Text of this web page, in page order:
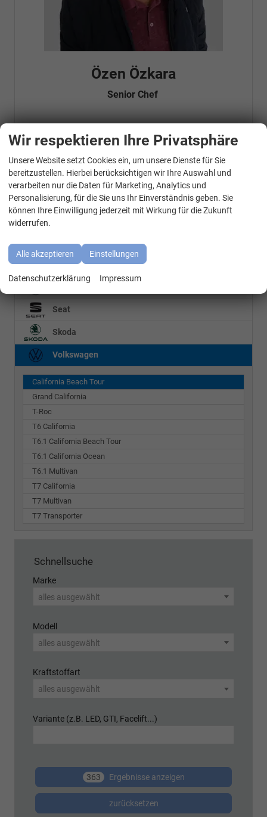
Özen Özkara
Senior Chef
Telefonnummer: 07181 - 47695 15
info@autohausrems.de
Fahrzeugnr.
Geparkte Fahrzeuge (0)
BMW
Cupra
Seat
Skoda
Volkswagen
California Beach Tour
Grand California
T-Roc
T6 California
T6.1 California Beach Tour
T6.1 California Ocean
T6.1 Multivan
T7 California
T7 Multivan
T7 Transporter
Schnellsuche
Marke
alles ausgewählt
Modell
alles ausgewählt
Kraftstoffart
alles ausgewählt
Variante (z.B. LED, GTI, Facelift...)
363 Ergebnisse anzeigen
zurücksetzen
Wir respektieren Ihre Privatsphäre
Unsere Website setzt Cookies ein, um unsere Dienste für Sie
bereitzustellen. Hierbei berücksichtigen wir Ihre Auswahl und
verarbeiten nur die Daten für Marketing, Analytics und
Personalisierung, für die Sie uns Ihr Einverständnis geben. Sie
können Ihre Einwilligung jederzeit mit Wirkung für die Zukunft
widerrufen.
Alle akzeptieren Einstellungen
Datenschutzerklärung Impressum